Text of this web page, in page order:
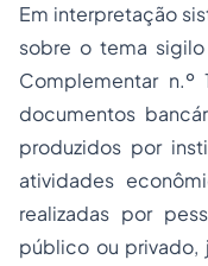
Em interpretação
sobre o tema
Complementar
documentos
produzidos por
atividades
realizadas por
público ou privado,